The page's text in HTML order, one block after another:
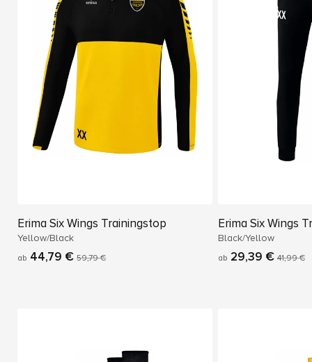
Erima Six Wings Trainingstop
Yellow/Black
ab 44,79 € 59,79 €
Erima Six Wings
Black/Yellow
ab 29,39 € 41,99 €